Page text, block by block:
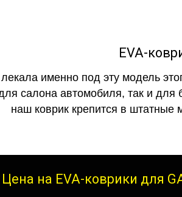
EVA-
именно под эту модель
салона автомобиля, так и для
наш коврик крепится в штатные
Цена на EVA-коврики для